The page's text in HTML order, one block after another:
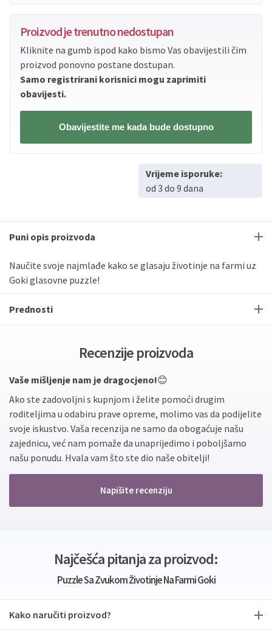
Proizvod je trenutno nedostupan
Kliknite na gumb ispod kako bismo Vas obavijestili čim
proizvod ponovno postane dostupan.
Samo registrirani korisnici mogu zaprimiti
obavijesti.
Obavijestite me kada bude dostupno
Vrijeme isporuke:
od 3 do 9 dana
Puni opis proizvoda
Naučite svoje najmlađe kako se glasaju životinje na farmi uz
Goki glasovne puzzle!
Prednosti
Recenzije proizvoda
Vaše mišljenje nam je dragocjeno!😊
Ako ste zadovoljni s kupnjom i želite pomoći drugim
roditeljima u odabiru prave opreme, molimo vas da podijelite
svoje iskustvo. Vaša recenzija ne samo da obogaćuje našu
zajednicu, već nam pomaže da unaprijedimo i poboljšamo
našu ponudu. Hvala vam što ste dio naše obitelji!
Napišite recenziju
Najčešća pitanja za proizvod:
Puzzle Sa Zvukom Životinje Na Farmi Goki
Kako naručiti proizvod?